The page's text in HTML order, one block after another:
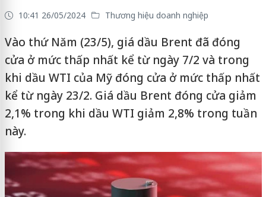
10:41 26/05/2024 Thương hiệu doanh nghiệp
Vào thứ Năm (23/5), giá dầu Brent đã đóng
cửa ở mức thấp nhất kể từ ngày 7/2 và trong
khi dầu WTI của Mỹ đóng cửa ở mức thấp nhất
kể từ ngày 23/2. Giá dầu Brent đóng cửa giảm
2,1% trong khi dầu WTI giảm 2,8% trong tuần
này.